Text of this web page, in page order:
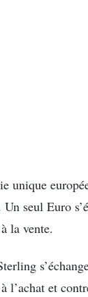
unique
Un seul Euro
la vente.
l’achat et